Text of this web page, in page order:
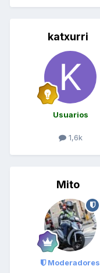
katxurri
Usuarios
1,6k
Mito
Moderadores